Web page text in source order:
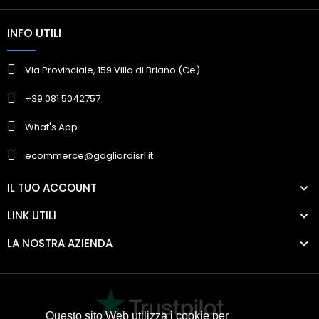
Questo sito Web utilizza i cookie per
INFO UTILI
Via Provinciale, 159 Villa di Briano (Ce)
+39 081 5042757
What's App
ecommerce@gagliardisrl.it
IL TUO ACCOUNT
LINK UTILI
LA NOSTRA AZIENDA